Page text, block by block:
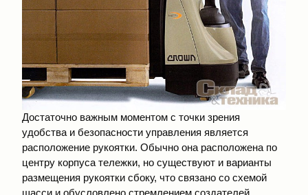
Достаточно важным моментом с точки зрения
удобства и безопасности управления является
расположение рукоятки. Обычно она расположена по
центру корпуса тележки, но существуют и варианты
размещения рукоятки сбоку, что связано со схемой